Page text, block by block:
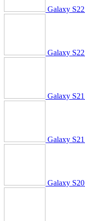
Galaxy
Galaxy S22
Galaxy
Galaxy S21
Galaxy